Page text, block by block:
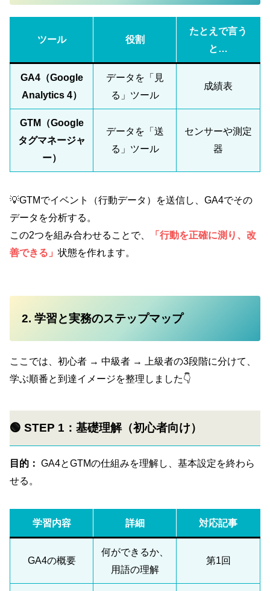
ツール 役割
たとえで言う
と…
GA4（Google
Analytics 4）
データを「見
る」ツール
成績表
GTM（Google
タグマネージャ
ー）
データを「送
る」ツール
センサーや測定
器
💡GTMでイベント（行動データ）を送信し、GA4でその
データを分析する。
この2つを組み合わせることで、
「行動を正確に測り、改
善できる」 状態を作れます。
2. 学習と実務のステップマップ
ここでは、初心者 → 中級者 → 上級者の3段階に分けて、
学ぶ順番と到達イメージを整理しました👇
🟢 STEP 1：基礎理解（初心者向け）
目的： GA4とGTMの仕組みを理解し、基本設定を終わら
せる。
学習内容 詳細 対応記事
GA4の概要
何ができるか、
用語の理解
第1回